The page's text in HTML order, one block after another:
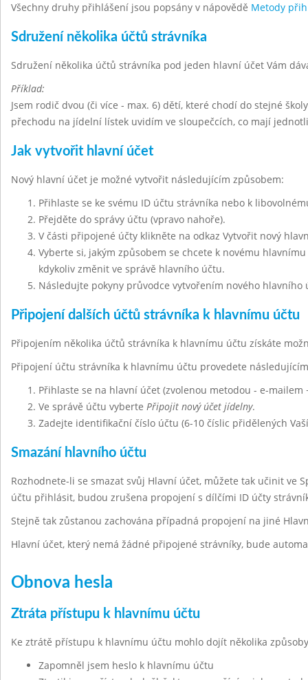
Všechny druhy přihlášení jsou popsány v nápovědě Metody
Sdružení několika účtů strávníka
Sdružení několika účtů strávníka pod jeden hlavní účet Vám
Příklad:
Jsem rodič dvou (či více - max. 6) dětí, které chodí do stejné
přechodu na jídelní lístek uvidím ve sloupečcích, co mají
Jak vytvořit hlavní účet
Nový hlavní účet je možné vytvořit následujícím způsobem:
Přihlaste se ke svému ID účtu strávníka nebo k
Přejděte do správy účtu (vpravo nahoře).
V části připojené účty klikněte na odkaz Vytvořit nový
Vyberte si, jakým způsobem se chcete k novému
kdykoliv změnit ve správě hlavního účtu.
Následujte pokyny průvodce vytvořením nového hlavního
Připojení dalších účtů strávníka k hlavnímu účtu
Připojením několika účtů strávníka k hlavnímu účtu získáte
Připojení účtu strávníka k hlavnímu účtu provedete
Přihlaste se na hlavní účet (zvolenou metodou - e-mailem
Ve správě účtu vyberte Připojit nový účet jídelny.
Zadejte identifikační číslo účtu (6-10 číslic přidělených
Smazání hlavního účtu
Rozhodnete-li se smazat svůj Hlavní účet, můžete tak učinit ve
účtu přihlásit, budou zrušena propojení s dílčími ID účty
Stejně tak zůstanou zachována případná propojení na jiné
Hlavní účet, který nemá žádné připojené strávníky, bude
Obnova hesla
Ztráta přístupu k hlavnímu účtu
Ke ztrátě přístupu k hlavnímu účtu mohlo dojít několika
Zapomněl jsem heslo k hlavnímu účtu